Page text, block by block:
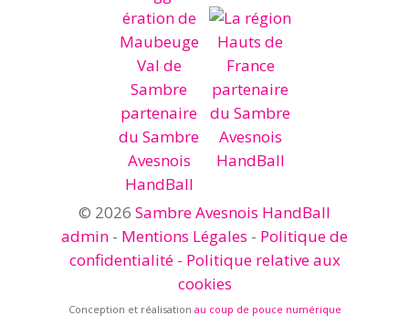
© 2026 Sambre Avesnois HandBall
admin - Mentions Légales - Politique de
confidentialité- Politique relative aux
cookies
Conception et réalisation au coup de pouce numérique